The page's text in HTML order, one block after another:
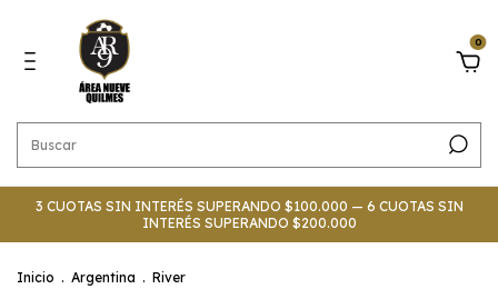
0
3 CUOTAS SIN INTERÉS SUPERANDO $100.000 — 6 CUOTAS SIN
INTERÉS SUPERANDO $200.000
Inicio . Argentina . River